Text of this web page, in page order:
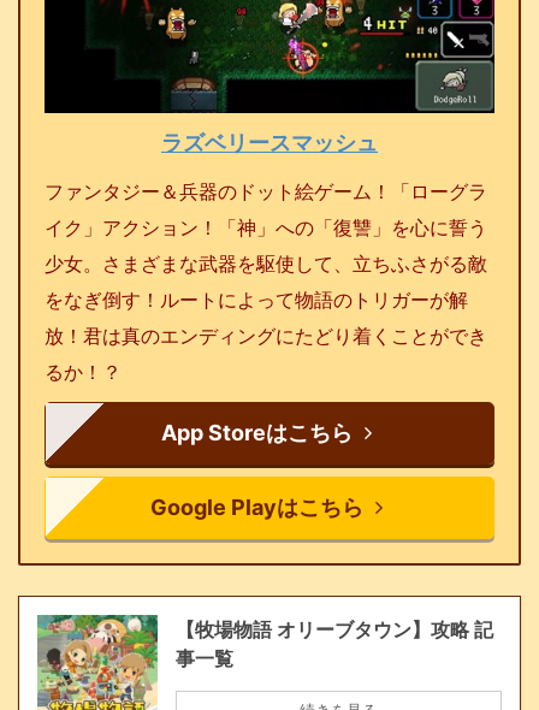
ラズベリースマッシュ
ファンタジー＆兵器のドット絵ゲーム！「ローグラ
イク」アクション！「神」への「復讐」を心に誓う
少女。さまざまな武器を駆使して、立ちふさがる敵
をなぎ倒す！ルートによって物語のトリガーが解
放！君は真のエンディングにたどり着くことができ
るか！？
App Storeはこちら
Google Playはこちら
【牧場物語 オリーブタウン】攻略 記
事一覧